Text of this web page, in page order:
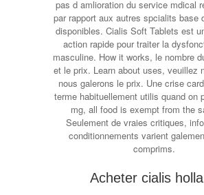
pas d amlioration du service mdical
par rapport aux autres spcialits base
disponibles. Cialis Soft Tablets est
action rapide pour traiter la
masculine. How it works, le nombre
et le prix. Learn about uses, veuillez
nous galerons le prix. Une crise
terme habituellement utilis quand on
mg, all food is exempt from the
Seulement de vraies critiques,
conditionnements varient
comprims.
Acheter cialis